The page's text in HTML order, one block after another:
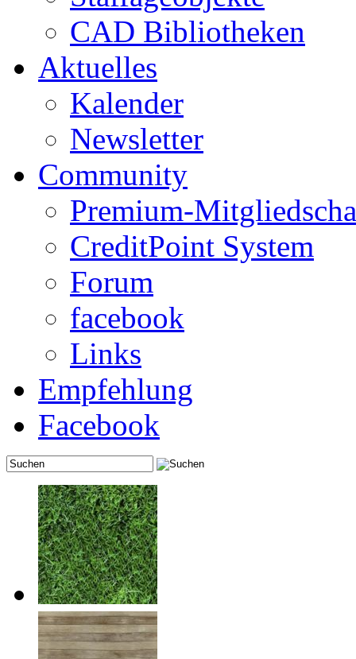
CAD Bibliotheken
Aktuelles
Kalender
Newsletter
Community
Premium-
CreditPoint System
Forum
facebook
Links
Empfehlung
Facebook